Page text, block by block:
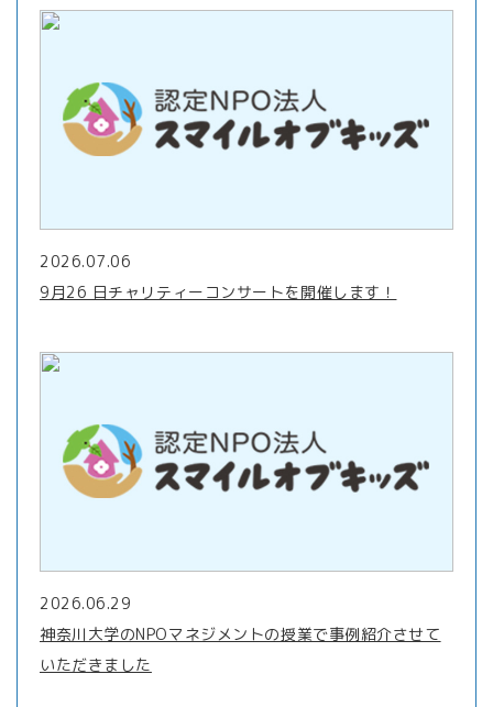
2026.07.06
9月26 日チャリティーコンサートを開催します！
2026.06.29
神奈川大学のNPOマネジメントの授業で事例紹介させて
いただきました